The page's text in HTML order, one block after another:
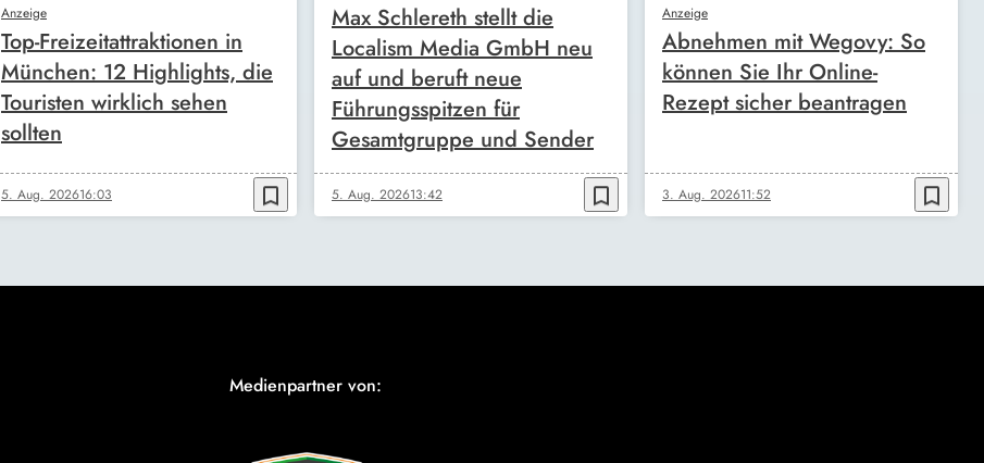
Anzeige
Top-Freizeitattraktionen in
München: 12 Highlights, die
Touristen wirklich sehen
sollten
5. Aug. 202616:03 bookmark_border
Max Schlereth stellt die
Localism Media GmbH neu
auf und beruft neue
Führungsspitzen für
Gesamtgruppe und Sender
5. Aug. 202613:42 bookmark_border
Anzeige
Abnehmen mit Wegovy: So
können Sie Ihr Online-
Rezept sicher beantragen
3. Aug. 202611:52 bookmark_border
Medienpartner von: